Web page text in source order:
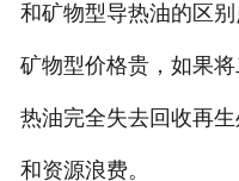
和矿物型导热油的区
矿物型价格贵，如果
热油完全失去回收再
和资源浪费。